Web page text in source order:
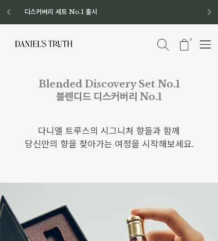
디스커버리 세트 No.1 출시
8월 이벤트 혜택
8월 증정품
신규회원 가입 혜택
0
Blended Discovery Set No.1
블렌디드 디스커버리 No.1
다니엘 트루스의 시그니처 향들과 함께
당신만의 향을 찾아가는 여정을 시작해보세요.